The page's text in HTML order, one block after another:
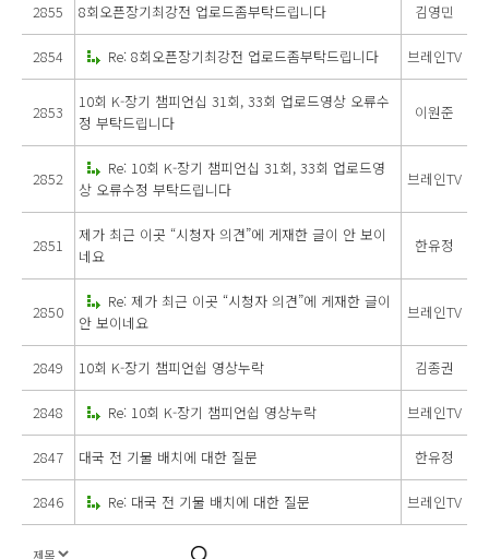
2855 8회오픈장기최강전 업로드좀부탁드립니다 김영민
2854 Re: 8회오픈장기최강전 업로드좀부탁드립니다 브레인TV
2853
10회 K-장기 챔피언십 31회, 33회 업로드영상 오류수
정 부탁드립니다
이원준
2852
Re: 10회 K-장기 챔피언십 31회, 33회 업로드영
상 오류수정 부탁드립니다
브레인TV
2851
제가 최근 이곳 “시청자 의견”에 게재한 글이 안 보이
네요
한유정
2850
Re: 제가 최근 이곳 “시청자 의견”에 게재한 글이
안 보이네요
브레인TV
2849 10회 K-장기 챔피언쉽 영상누락 김종권
2848 Re: 10회 K-장기 챔피언쉽 영상누락 브레인TV
2847 대국 전 기물 배치에 대한 질문 한유정
2846 Re: 대국 전 기물 배치에 대한 질문 브레인TV